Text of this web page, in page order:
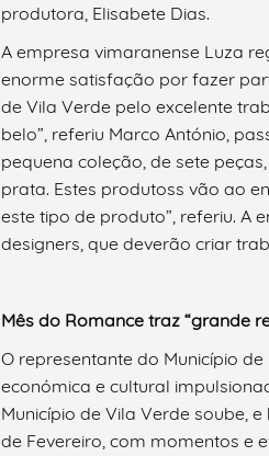
Termo de
Categorias
Filtros
produtora, Elisabete Dias.
A empresa vimaranense Luza
enorme satisfação por fazer
de Vila Verde pelo excelente
belo”, referiu Marco António,
pequena coleção, de sete
prata. Estes produtoss vão ao
este tipo de produto”, referiu. A
designers, que deverão criar
Mês do Romance traz “grande
O representante do Município
económica e cultural
Município de Vila Verde soube,
de Fevereiro, com momentos e